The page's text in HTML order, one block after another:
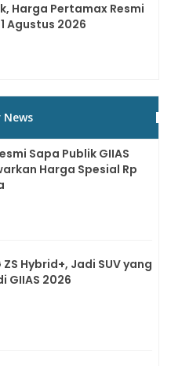
Harga Pertamax Resmi
Agustus 2026
News
Sapa Publik GIIAS
Harga Spesial Rp
ZS Hybrid+, Jadi SUV yang
GIIAS 2026